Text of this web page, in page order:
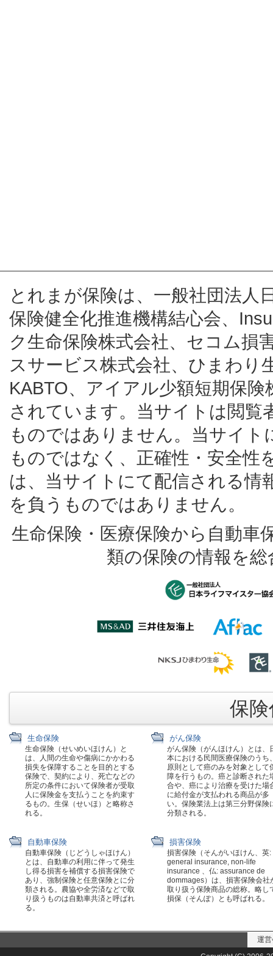
とれまが保険は、一般社団法人
保険健全化推進機構結心会、
ク生命保険株式会社、セコム損
スサービス株式会社、ひまわり
KABTO、アイアル少額短期保
されています。当サイトは閲覧
ものではありません。当サイ
ものではなく、正確性・安全性
は、当サイトにて配信される情
を負うものではありません。
生命保険・医療保険から自動車
類の保険の情報を
保
生命保険
生命保険（せいめいほけん）と
は、人間の生命や傷病にかかわる
損失を保障することを目的とする
保険で、契約により、死亡などの
所定の条件において保険者が受取
人に保険金を支払うことを約束す
るもの。生保（せいほ）と略称さ
れる。
がん保険
がん保険（がんほけん）とは、
本における民間医療保険のうち
原則として癌のみを対象として
障を行うもの。癌と診断された
合や、癌により治療を受けた場
に給付金が支払われる商品が多
い。保険業法上は第三分野保険
分類される。
自動車保険
自動車保険（じどうしゃほけん）
とは、自動車の利用に伴って発生
し得る損害を補償する損害保険で
あり、強制保険と任意保険とに分
類される。農協や全労済などで取
り扱うものは自動車共済と呼ばれ
る。
損害保険
損害保険（そんがいほけん、英:
general insurance, non-life
insurance 、仏: assurance de
dommages）は、損害保険会社
取り扱う保険商品の総称。略し
損保（そんぽ）とも呼ばれる。
運